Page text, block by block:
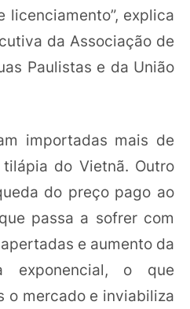
licenciamento”, explica
da Associação de
Paulistas e da União
importadas mais de
do Vietnã. Outro
do preço pago ao
passa a sofrer com
e aumento da
exponencial, o que
o mercado e inviabiliza